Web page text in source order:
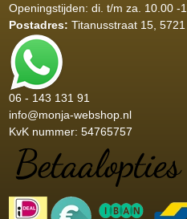
Openingstijden: di. t/m za. 10.00 -
Postadres: Titanusstraat 15, 5721
06 - 143 131 91
info@monja-webshop.nl
KvK nummer: 54765757